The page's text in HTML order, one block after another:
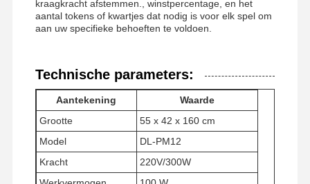
kraagkracht afstemmen., winstpercentage, en het
aantal tokens of kwartjes dat nodig is voor elk spel om
aan uw specifieke behoeften te voldoen.
Technische parameters:
Aantekening
Waarde
Grootte
55 x 42 x 160 cm
Model
DL-PM12
Kracht
220V/300W